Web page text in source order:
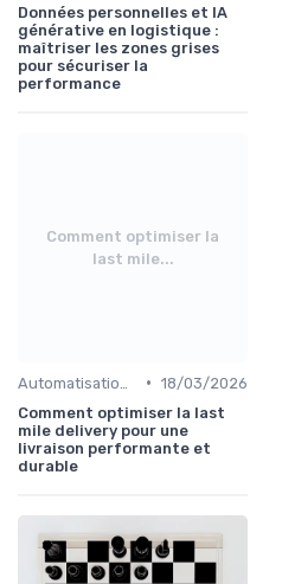
Données personnelles et IA
générative en logistique :
maîtriser les zones grises
pour sécuriser la
performance
Comment optimiser la
last mile...
• 18/03/2026
Comment optimiser la last
mile delivery pour une
livraison performante et
durable